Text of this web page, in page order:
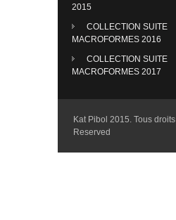
2015
COLLECTION SUITE
MACROFORMES 2016
COLLECTION SUITE
MACROFORMES 2017
Kat Pibol 2015. Tous
Reserved